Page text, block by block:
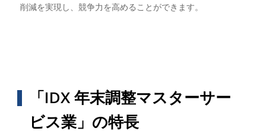
削減を実現し、競争力を高めることができます。
「IDX 年末調整マスターサー
ビス業」の特長